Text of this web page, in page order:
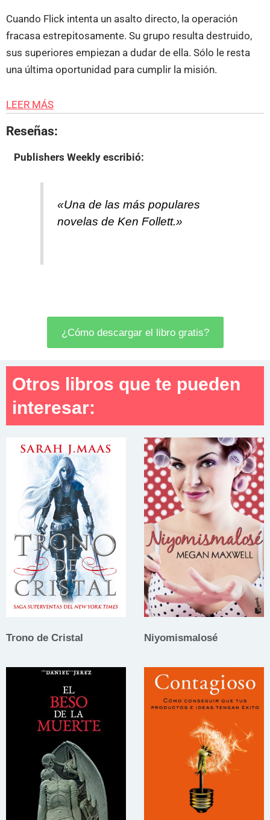
Cuando Flick intenta un asalto directo, la operación
fracasa estrepitosamente. Su grupo resulta destruido,
sus superiores empiezan a dudar de ella. Sólo le resta
una última oportunidad para cumplir la misión.
LEER MÁS
Reseñas:
Publishers Weeklyescribió:
«Una de las más populares
novelas de Ken Follett.»
¿Cómo descargar el libro gratis?
Otros libros que te pueden
interesar:
Trono de Cristal Niyomismalosé